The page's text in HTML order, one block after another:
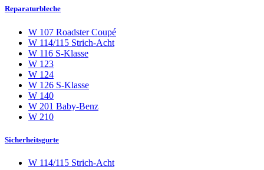
Reparaturbleche
W 107 Roadster Coupé
W 114/115 Strich-Acht
W 116 S-Klasse
W 123
W 124
W 126 S-Klasse
W 140
W 201 Baby-Benz
W 210
Sicherheitsgurte
W 114/115 Strich-Acht